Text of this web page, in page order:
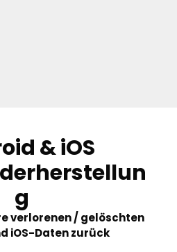
& iOS
g
verlorenen / gelöschten
iOS-Daten zurück